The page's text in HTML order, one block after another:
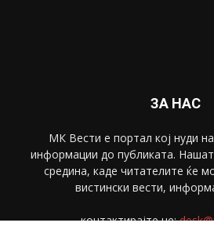
ЗА НАС
МК Вести е портал коj нуди
информации до публиката.
средина, каде читателите ќе
вистински вести,
контактирајте не: